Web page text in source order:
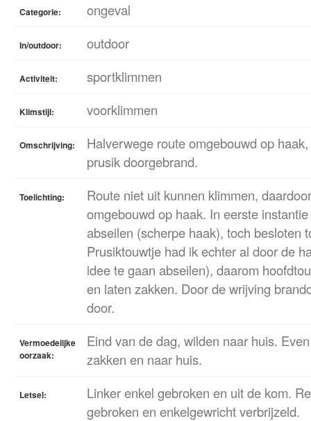
Categorie: ongeval
In/outdoor: outdoor
Activiteit: sportklimmen
Klimstijl: voorklimmen
Omschrijving:
Halverwege route omgebouwd op
prusik doorgebrand.
Toelichting:
Route niet uit kunnen klimmen,
omgebouwd op haak. In eerste
abseilen (scherpe haak), toch besloten
Prusiktouwtje had ik echter al door de
idee te gaan abseilen), daarom
en laten zakken. Door de wrijving
door.
Vermoedelijke
oorzaak:
Eind van de dag, wilden naar huis.
zakken en naar huis.
Letsel:
Linker enkel gebroken en uit de kom.
gebroken en enkelgewricht verbrijzeld.